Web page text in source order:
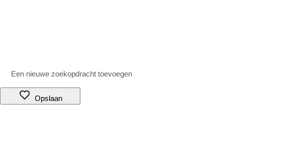
Opslaan